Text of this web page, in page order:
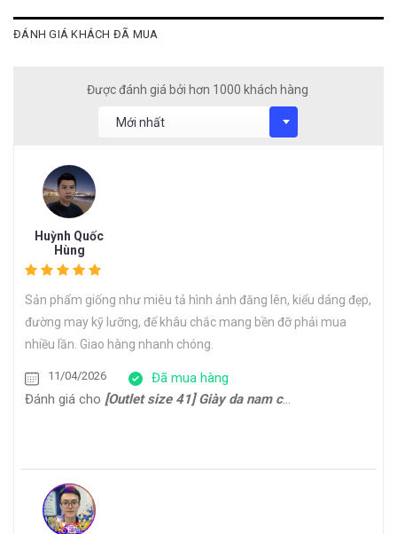
ĐÁNH GIÁ KHÁCH ĐÃ MUA
Được đánh giá bởi hơn 1000 khách hàng
Huỳnh Quốc
Hùng
Sản phẩm giống như miêu tả hình ảnh đăng lên, kiểu dáng đẹp,
đường may kỹ lưỡng, đế khâu chắc mang bền đỡ phải mua
nhiều lần. Giao hàng nhanh chóng.
11/04/2026
Đã mua hàng
Đánh giá cho [Outlet size 41] Giày da nam cổ điển đế da bò Oxford 1701G